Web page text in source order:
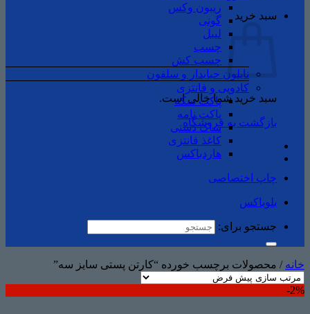
سبد خرید
سبد خرید شما خالی است.
بازگشت به فروشگاه
ریبون وکس
گونی
لیبل
چسب
چسب ‌کش
نایلون حبابدار و سلفون
کادویی و فانتزی
پاکت سکه
پاکت نامه
ساک دستی
کاغذ فانتزی
هاردباکس
چاپ اختصاصی
بلوباکس
جستجو برای:
خانه / محصولات برچسب خورده “کارتن پستی سایز سه”
2%-